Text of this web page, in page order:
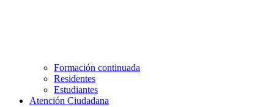
Formación continuada
Residentes
Estudiantes
Atención Ciudadana